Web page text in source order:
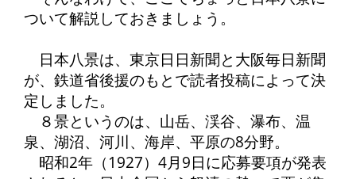
ついて解説しておきましょう。
日本八景は、東京日日新聞と大阪毎日新聞
が、鉄道省後援のもとで読者投稿によって決
定しました。
８景というのは、山岳、渓谷、瀑布、温
泉、湖沼、河川、海岸、平原の8分野。
昭和2年（1927）4月9日に応募要項が発表